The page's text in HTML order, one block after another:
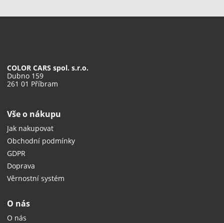
COLOR CARS spol. s.r.o.
Dubno 159
261 01 Příbram
Vše o nákupu
Jak nakupovat
Obchodní podmínky
GDPR
Doprava
Věrnostní systém
O nás
O nás